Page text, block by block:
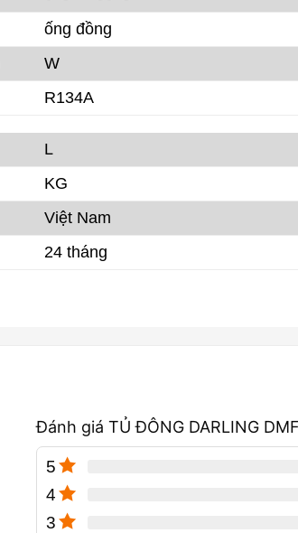
ống đồng
W
R134A
L
KG
Việt Nam
24 tháng
Đánh giá TỦ ĐÔNG DARLING
5
4
3